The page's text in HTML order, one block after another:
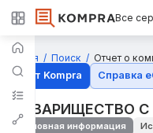
Все
Главная Поиск
Отчет о
Отчёт Kompra
Справка
ТОВАРИЩЕСТВО
Основная информация